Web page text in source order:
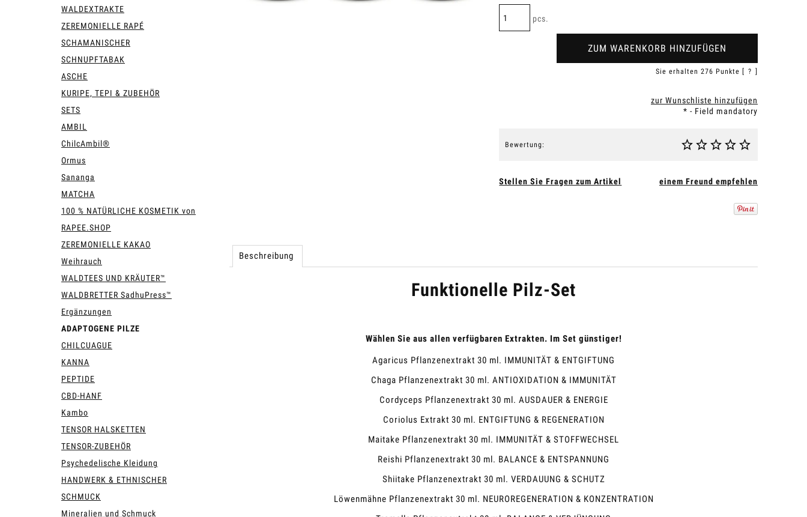
WALDEXTRAKTE
ZEREMONIELLE RAPÉ
SCHAMANISCHER
SCHNUPFTABAK
ASCHE
KURIPE, TEPI & ZUBEHÖR
SETS
AMBIL
ChilcAmbil®
Ormus
Sananga
MATCHA
100 % NATÜRLICHE KOSMETIK von
RAPEE.SHOP
ZEREMONIELLE KAKAO
Weihrauch
WALDTEES UND KRÄUTER™
WALDBRETTER SadhuPress™
Ergänzungen
ADAPTOGENE PILZE
CHILCUAGUE
KANNA
PEPTIDE
CBD-HANF
Kambo
TENSOR HALSKETTEN
TENSOR-ZUBEHÖR
Psychedelische Kleidung
HANDWERK & ETHNISCHER
SCHMUCK
Mineralien und Schmuck
pcs.
ZUM WARENKORB HINZUFÜGEN
Sie erhalten 276 Punkte [ ? ]
zur Wunschliste hinzufügen
* - Field mandatory
Bewertung:
Stellen Sie Fragen zum Artikel einem Freund empfehlen
Beschreibung
Funktionelle Pilz-Set
Wählen Sie aus allen verfügbaren Extrakten. Im Set günstiger!
Agaricus Pflanzenextrakt 30 ml. IMMUNITÄT & ENTGIFTUNG
Chaga Pflanzenextrakt 30 ml. ANTIOXIDATION & IMMUNITÄT
Cordyceps Pflanzenextrakt 30 ml. AUSDAUER & ENERGIE
Coriolus Extrakt 30 ml. ENTGIFTUNG & REGENERATION
Maitake Pflanzenextrakt 30 ml. IMMUNITÄT & STOFFWECHSEL
Reishi Pflanzenextrakt 30 ml. BALANCE & ENTSPANNUNG
Shiitake Pflanzenextrakt 30 ml. VERDAUUNG & SCHUTZ
Löwenmähne Pflanzenextrakt 30 ml. NEUROREGENERATION & KONZENTRATION